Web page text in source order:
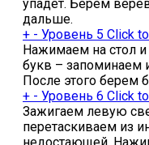
упадет. Берем
дальше.
+ - Уровень 5 Click
Нажимаем на стол
букв – запоминаем
После этого берем
+ - Уровень 6 Click
Зажигаем левую
перетаскиваем из